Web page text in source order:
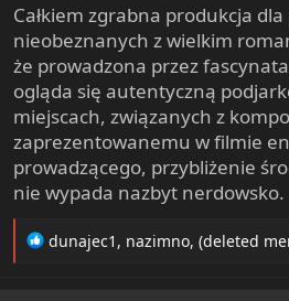
Całkiem zgrabna produkcja
nieobeznanych z wielkim
że prowadzona przez
ogląda się autentyczną
miejscach, związanych z
zaprezentowanemu w filmie
prowadzącego, przybliżenie
nie wypada nazbyt nerdowsko.
R
dunajec1 , nazimno, (deleted